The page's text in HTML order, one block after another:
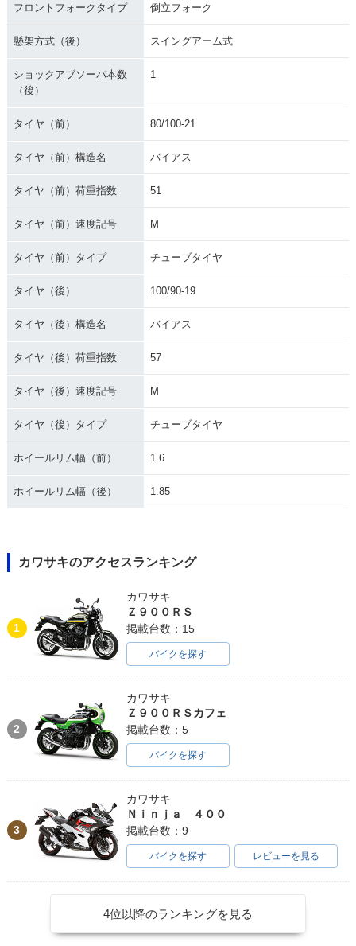
フロントフォークタイプ 倒立フォーク
懸架方式（後） スイングアーム式
ショックアブソーバ本数
（後）
1
タイヤ（前） 80/100-21
タイヤ（前）構造名 バイアス
タイヤ（前）荷重指数 51
タイヤ（前）速度記号 M
タイヤ（前）タイプ チューブタイヤ
タイヤ（後） 100/90-19
タイヤ（後）構造名 バイアス
タイヤ（後）荷重指数 57
タイヤ（後）速度記号 M
タイヤ（後）タイプ チューブタイヤ
ホイールリム幅（前） 1.6
ホイールリム幅（後） 1.85
カワサキのアクセスランキング
1
カワサキ
Ｚ９００ＲＳ
掲載台数：15
バイクを探す
2
カワサキ
Ｚ９００ＲＳカフェ
掲載台数：5
バイクを探す
3
カワサキ
Ｎｉｎｊａ ４００
掲載台数：9
バイクを探す レビューを見る
4位以降のランキングを見る